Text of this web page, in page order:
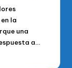
la
una
a…